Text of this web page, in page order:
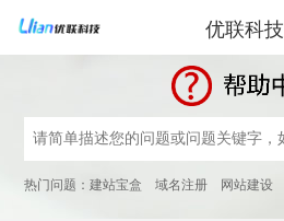
优联科技
热门问题：建站宝盒 域名注册 网站建设